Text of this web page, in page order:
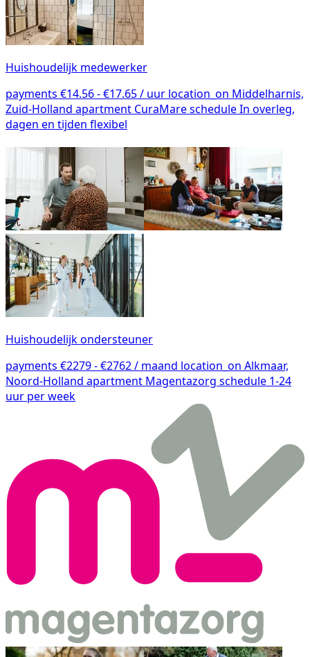
Huishoudelijk medewerker
payments €14.56 - €17.65 / uur location_on Middelharnis,
Zuid-Holland apartment CuraMarescheduleIn overleg,
dagen en tijden flexibel
Huishoudelijk ondersteuner
payments €2279 - €2762 / maand location_on Alkmaar,
Noord-Holland apartment Magentazorg schedule 1-24
uur per week